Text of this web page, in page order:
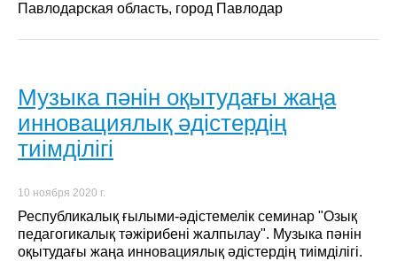
Павлодарская область, город Павлодар
Музыка пәнін оқытудағы жаңа
инновациялық әдістердің
тиімділігі
10 ноября 2020 г.
Республикалық ғылыми-әдістемелік семинар "Озық
педагогикалық тәжірибені жалпылау". Музыка пәнін
оқытудағы жаңа инновациялық әдістердің тиімділігі.